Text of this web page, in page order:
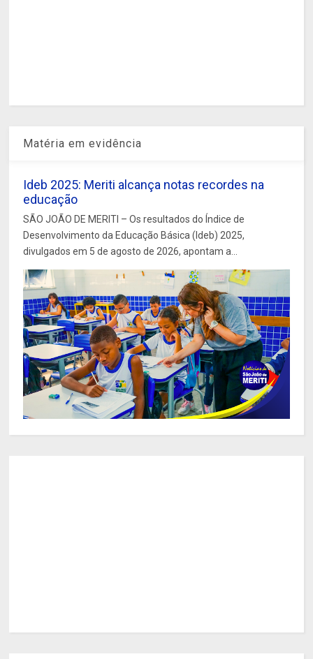
Matéria em evidência
Ideb 2025: Meriti alcança notas recordes na
educação
SÃO JOÃO DE MERITI – Os resultados do Índice de
Desenvolvimento da Educação Básica (Ideb) 2025,
divulgados em 5 de agosto de 2026, apontam a...